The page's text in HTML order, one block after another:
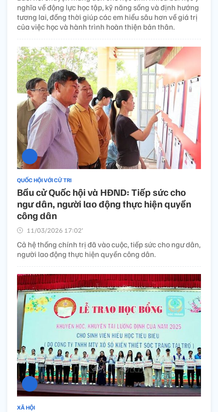
nghĩa về động lực học tập, kỹ năng sống và định hướng
tương lai, đồng thời giúp các em hiểu sâu hơn về giá trị
của việc học và hành trình hoàn thiện bản thân.
QUỐC HỘI VỚI CỬ TRI
Bầu cử Quốc hội và HĐND: Tiếp sức cho
ngư dân, người lao động thực hiện quyền
công dân
11/03/2026 17:02’
Cả hệ thống chính trị đã vào cuộc, tiếp sức cho ngư dân,
người lao động thực hiện quyền công dân.
XÃ HỘI